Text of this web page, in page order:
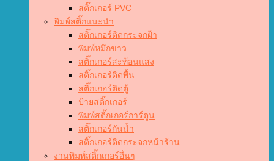
สติ๊กเกอร์ PVC
พิมพ์สติ๊กแนะนำ
สติ๊กเกอร์ติดกระจกฝ้า
พิมพ์หมึกขาว
สติ๊กเกอร์สะท้อนแสง
สติ๊กเกอร์ติดพื้น
สติ๊กเกอร์ติดตู้
ป้ายสติ๊กเกอร์
พิมพ์สติ๊กเกอร์การ์ตูน
สติ๊กเกอร์กันน้ำ
สติ๊กเกอร์ติดกระจกหน้าร้าน
งานพิมพ์สติ๊กเกอร์อื่นๆ